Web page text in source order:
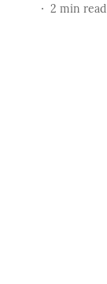
2 min read